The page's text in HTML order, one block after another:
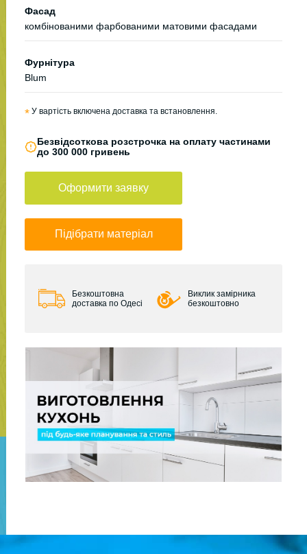
Фасад
комбінованими фарбованими матовими фасадами
Фурнітура
Blum
* У вартість включена доставка та встановлення.
Безвідсоткова розстрочка на оплату частинами
до 300 000 гривень
Оформити заявку
Підібрати матеріал
Безкоштовна
доставка по Одесі
Виклик замірника
безкоштовно